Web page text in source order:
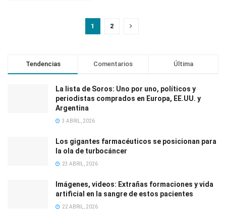
1 2
Tendencias Comentarios Última
La lista de Soros: Uno por uno, políticos y
periodistas comprados en Europa, EE.UU. y
Argentina
3 ABRIL, 2026
Los gigantes farmacéuticos se posicionan para
la ola de turbocáncer
23 ABRIL, 2026
Imágenes, videos: Extrañas formaciones y vida
artificial en la sangre de estos pacientes
22 ABRIL, 2026